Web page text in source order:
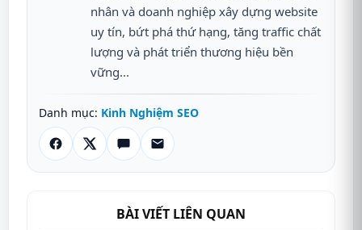
nhân và doanh nghiệp xây dựng website
uy tín, bứt phá thứ hạng, tăng traffic chất
lượng và phát triển thương hiệu bền
vững...
Danh mục: Kinh Nghiệm SEO
BÀI VIẾT LIÊN QUAN